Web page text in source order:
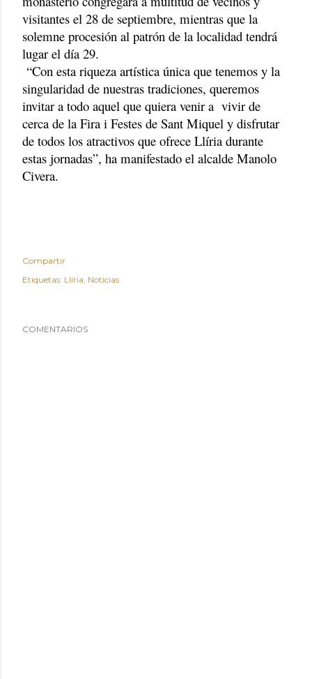
visitantes el 28 de septiembre, mientras que la
solemne procesión al patrón de la localidad tendrá
lugar el día 29.
“Con esta riqueza artística única que tenemos y la
singularidad de nuestras tradiciones, queremos
invitar a todo aquel que quiera venir a vivir de
cerca de la Fira i Festes de Sant Miquel y disfrutar
de todos los atractivos que ofrece Llíria durante
estas jornadas”, ha manifestado el alcalde Manolo
Civera.
Compartir
Etiquetas: Llíria Noticias
COMENTARIOS